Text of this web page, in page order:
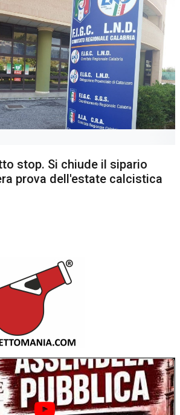
stop. Si chiude il sipario
prova dell'estate calcistica